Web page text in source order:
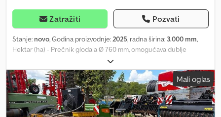
Zatražiti Pozvati
Stanje: novo, Godina proizvodnje:2025, radna širina: 3.000 mm,
Hektar (ha) - Prečnik glodala Ø 760 mm, omogućava dublje
glodanje - robusna i tiha konusna redukcija zahvaljujući spiralnom
ozubljenju - reduktor dizajniran za 220 KS - rotor pokretan lancem
sa ojačanim lančanim zupčanicima Djdjzqwpujpfx Acnsck -
kućište montirano na oprugama - kućište precizno prilagođeno
radijusu zuba, što smanjuje prianjanje zemlje - nema slepih uglova
u kućištu - zavarene držače zuba na osovini rotora - savršeno
Mali oglas